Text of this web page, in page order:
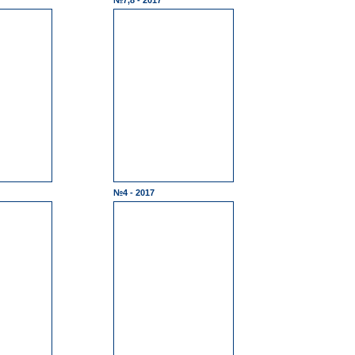
№4 - 2017